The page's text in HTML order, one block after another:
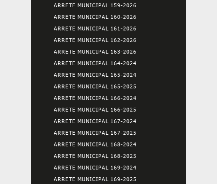
ARRETE MUNICIPAL 159-2026
ARRETE MUNICIPAL 160-2026
ARRETE MUNICIPAL 161-2026
ARRETE MUNICIPAL 162-2026
ARRETE MUNICIPAL 163-2026
ARRETE MUNICIPAL 164-2024
ARRETE MUNICIPAL 165-2024
ARRETE MUNICIPAL 165-2025
ARRETE MUNICIPAL 166-2024
ARRETE MUNICIPAL 166-2025
ARRETE MUNICIPAL 167-2024
ARRETE MUNICIPAL 167-2025
ARRETE MUNICIPAL 168-2024
ARRETE MUNICIPAL 168-2025
ARRETE MUNICIPAL 169-2024
ARRETE MUNICIPAL 169-2025